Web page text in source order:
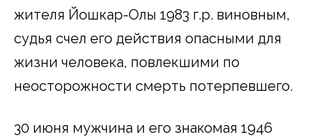
жителя Йошкар-Олы 1983 г.р. виновным,
судья счел его действия опасными для
жизни человека, повлекшими по
неосторожности смерть потерпевшего.
30 июня мужчина и его знакомая 1946